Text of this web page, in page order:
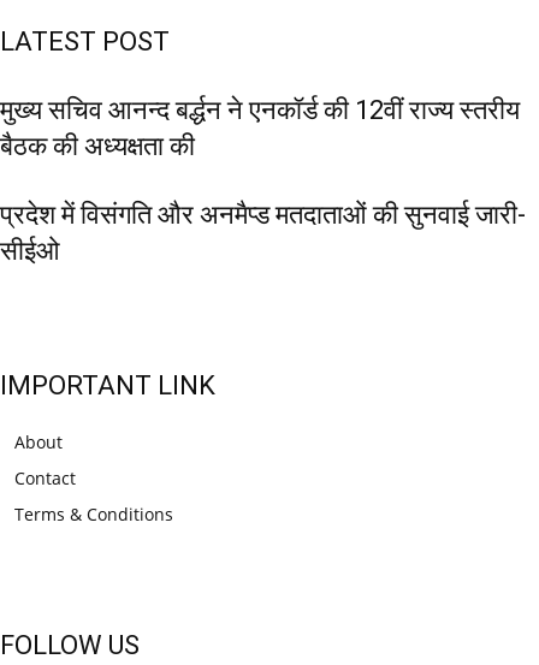
LATEST POST
मुख्य सचिव आनन्द बर्द्धन ने एनकॉर्ड की 12वीं राज्य स्तरीय
बैठक की अध्यक्षता की
प्रदेश में विसंगति और अनमैप्ड मतदाताओं की सुनवाई जारी-
सीईओ
IMPORTANT LINK
About
Contact
Terms & Conditions
FOLLOW US